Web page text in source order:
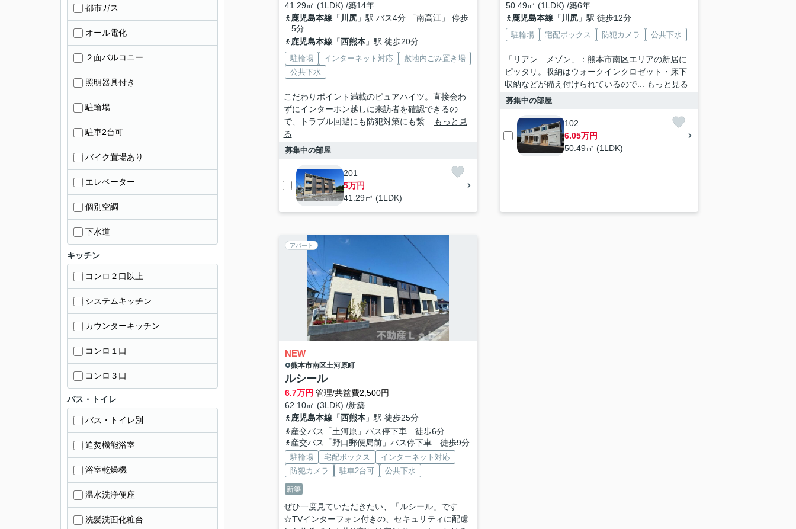
41.29㎡ (1LDK) /築14年
鹿児島本線「 川尻」駅 バス4分 「南高江」 停歩
5分
鹿児島本線「西熊本」駅 徒歩20分
駐輪場 インターネット対応
敷地内ごみ置き場
公共下水
こだわりポイント満載のピュアハイツ。直接会わ
ずにインターホン越しに来訪者を確認できるの
で、トラブル回避にも防犯対策にも繋...
もっと見
る
募集中の部屋
201
5万円
41.29㎡ (1LDK)
50.49㎡ (1LDK) /築6年
鹿児島本線「 川尻」駅 徒歩12分
駐輪場 宅配ボックス 防犯カメラ 公共下水
「リアン メゾン」：熊本市南区エリアの新居に
ピッタリ。収納はウォークインクロゼット・床下
収納などが備え付けられているので...
もっと見る
募集中の部屋
102
6.05万円
50.49㎡ (1LDK)
アパート
NEW
熊本市南区土河原町
ルシール
6.7万円 管理/共益費2,500円
62.10㎡ (3LDK) /新築
鹿児島本線「西熊本」駅 徒歩25分
産交バス「土河原」バス停下車 徒歩6分
産交バス「野口郵便局前」バス停下車 徒歩9分
駐輪場 宅配ボックス
インターネット対応
防犯カメラ
駐車2台可 公共下水
新築
ぜひ一度見ていただきたい、「ルシール」です
☆TVインターフォン付きの、セキュリティに配慮
都市ガス
オール電化
２面バルコニー
照明器具付き
駐輪場
駐車2台可
バイク置場あり
エレベーター
個別空調
下水道
キッチン
コンロ２口以上
システムキッチン
カウンターキッチン
コンロ１口
コンロ３口
バス・トイレ
バス・トイレ別
追焚機能浴室
浴室乾燥機
温水洗浄便座
洗髪洗面化粧台